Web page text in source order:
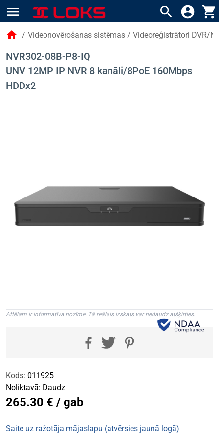
menu search account_circle shopping_cart
home / Videonovērošanas sistēmas / Videoreģistrātori DVR/
NVR302-08B-P8-IQ
UNV 12MP IP NVR 8 kanāli/8PoE 160Mbps
HDDx2
Attēlam ir informatīva nozīme. Tā reālais izskats var nedaudz atšķirties.
Kods: 011925
Noliktavā: Daudz
265.30 € / gab
Saite uz ražotāja mājaslapu (atvērsies jaunā logā)